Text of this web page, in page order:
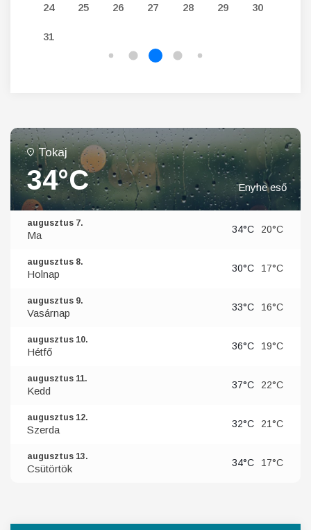
24 25 26 27 28 29 30
31
Tokaj
34°C Enyhe eső
augusztus 7.
Ma 34°C 20°C
augusztus 8.
Holnap 30°C 17°C
augusztus 9.
Vasárnap 33°C 16°C
augusztus 10.
Hétfő 36°C 19°C
augusztus 11.
Kedd 37°C 22°C
augusztus 12.
Szerda 32°C 21°C
augusztus 13.
Csütörtök 34°C 17°C